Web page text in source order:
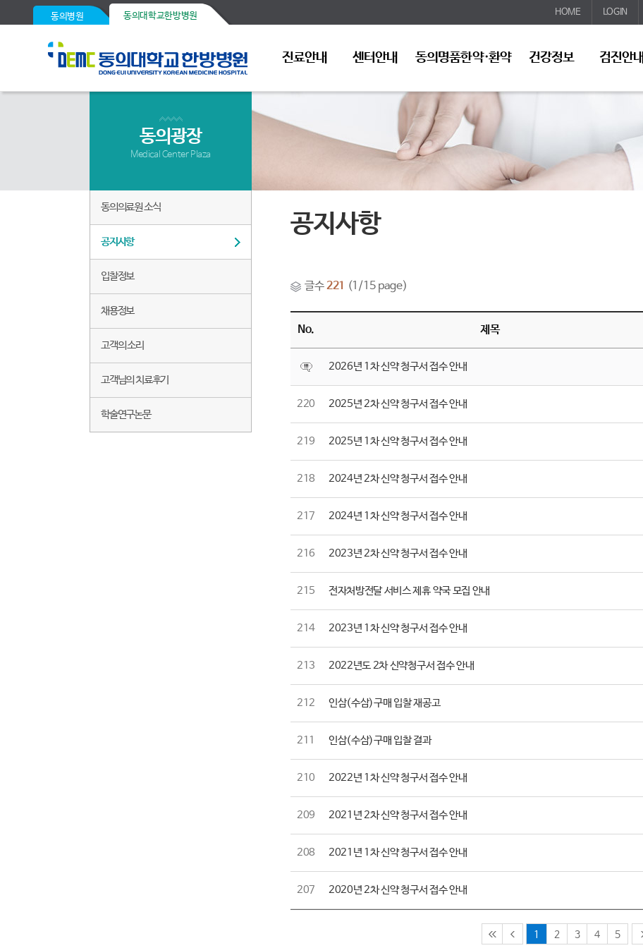
동의병원 동의대학교한방병원 HOME LOGIN
진료안내 센터안내 동의명품한약·환약 건강정보 검진안내
동의광장
Medical Center Plaza
동의의료원 소식
공지사항
입찰정보
채용정보
고객의 소리
고객님의 치료후기
학술연구논문
공지사항
글수221 (1/15 page)
No. 제목
2026년 1차 신약 청구서 접수 안내
220 2025년 2차 신약 청구서 접수 안내
219 2025년 1차 신약 청구서 접수 안내
218 2024년 2차 신약 청구서 접수 안내
217 2024년 1차 신약 청구서 접수 안내
216 2023년 2차 신약 청구서 접수 안내
215 전자처방전달 서비스 제휴 약국 모집 안내
214 2023년 1차 신약 청구서 접수 안내
213 2022년도 2차 신약청구서 접수 안내
212 인삼(수삼)구매 입찰 재공고
211 인삼(수삼)구매 입찰 결과
210 2022년 1차 신약 청구서 접수 안내
209 2021년 2차 신약 청구서 접수 안내
208 2021년 1차 신약 청구서 접수 안내
207 2020년 2차 신약 청구서 접수 안내
1 2 3 4 5